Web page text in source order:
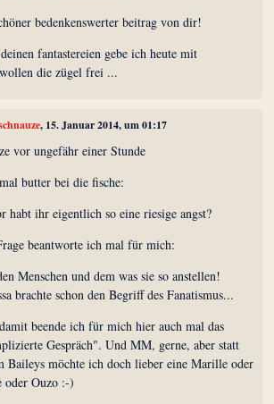
bedenkenswerter beitrag von dir!
fantastereien gebe ich heute mit
die zügel frei ...
, 15. Januar 2014, um 01:17
vor ungefähr einer Stunde
butter bei die fische:
habt ihr eigentlich so eine riesige angst?
beantworte ich mal für mich:
Menschen und dem was sie so anstellen!
brachte schon den Begriff des Fanatismus...
beende ich für mich hier auch mal das
Gespräch". Und MM, gerne, aber statt
Baileys möchte ich doch lieber eine Marille oder
oder Ouzo :-)